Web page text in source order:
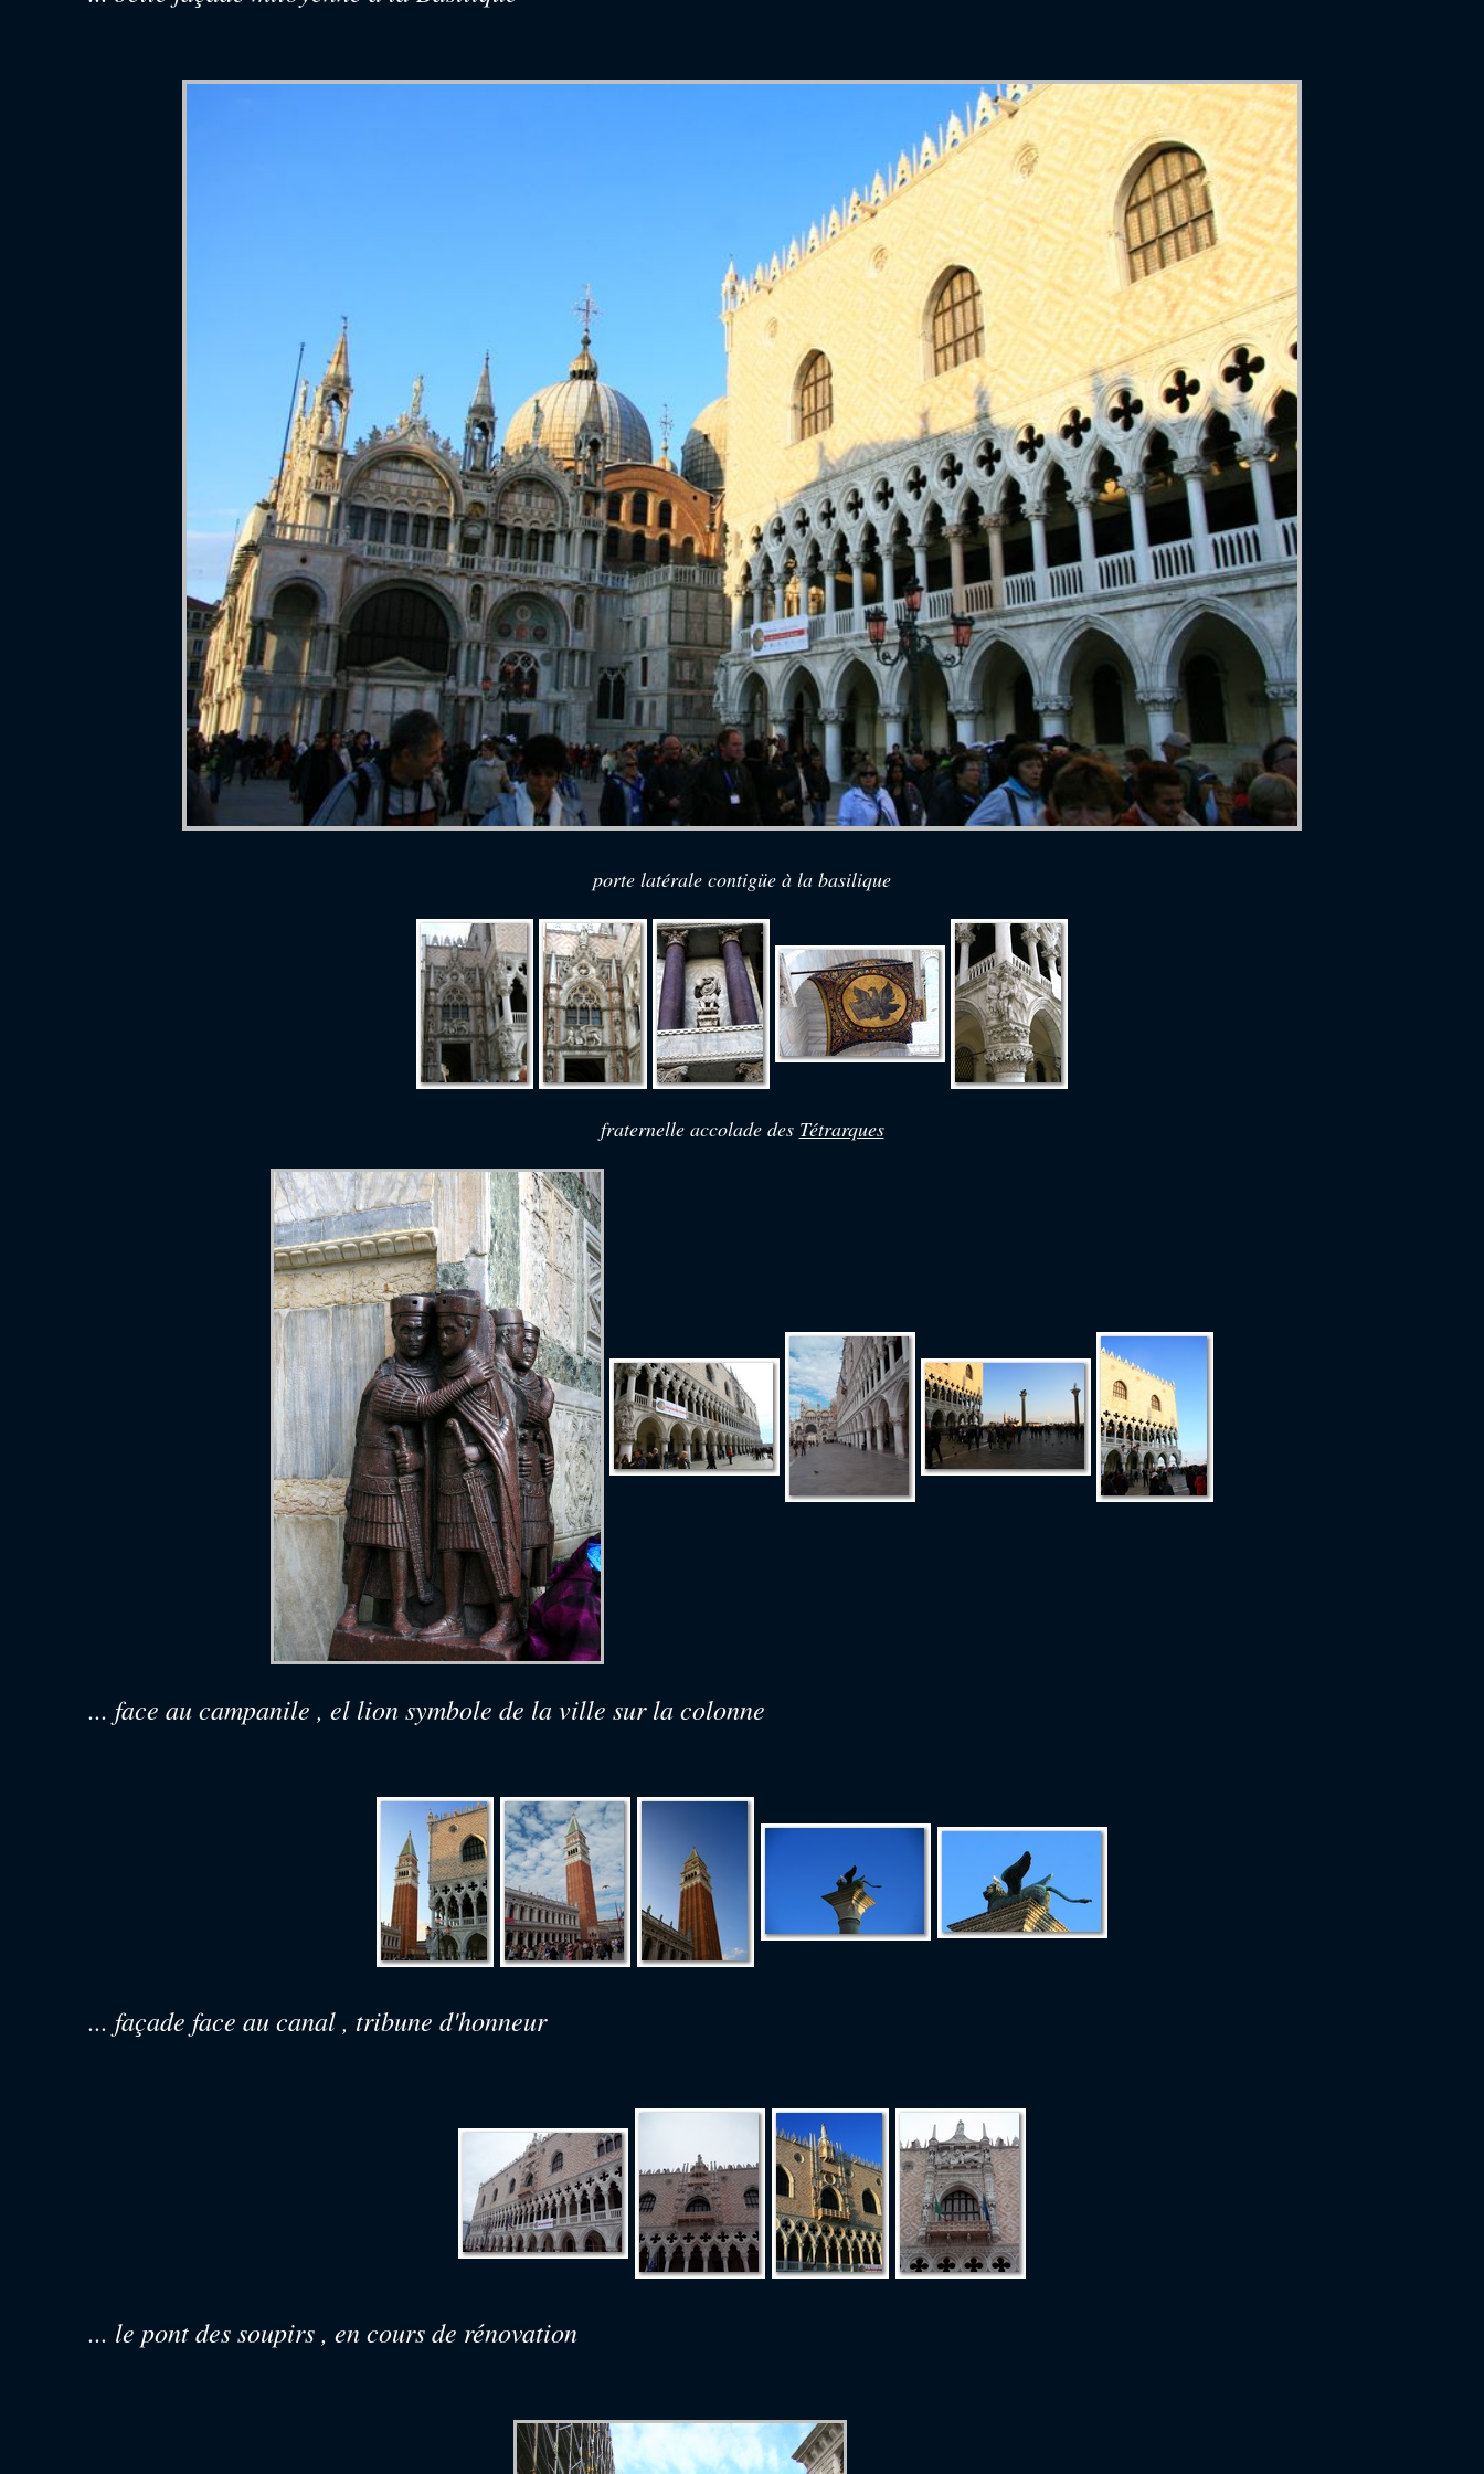
porte latérale contigüe à la basilique
fraternelle accolade des Tétrarques
... face au campanile , el lion symbole de la ville sur la colonne
... façade face au canal , tribune d'honneur
... le pont des soupirs , en cours de rénovation